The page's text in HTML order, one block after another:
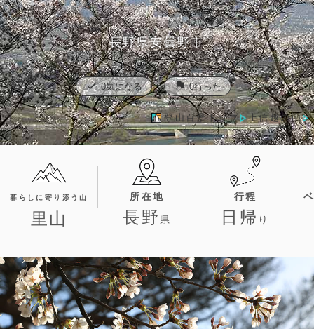
長野県安曇野市
check 0気になる flag 0行った
登山百景トップ 上信越の山
暮らしに寄り添う山
里山
所在地
長野 県
行程
日帰 り